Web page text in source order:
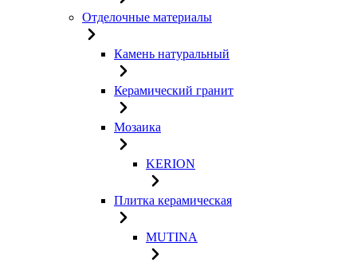
Отделочные материалы
Камень натуральный
Керамический гранит
Мозаика
KERION
Плитка керамическая
MUTINA